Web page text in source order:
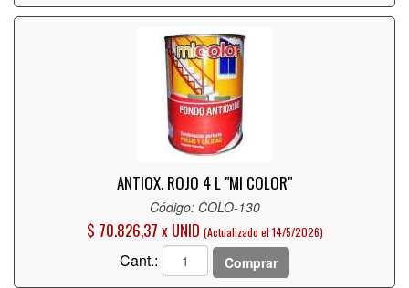
ANTIOX. ROJO 4 L "MI COLOR"
Código: COLO-130
$ 70.826,37 x UNID (Actualizado el 14/5/2026)
Cant.: Comprar